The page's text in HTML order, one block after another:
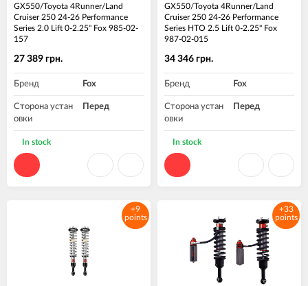
GX550/Toyota 4Runner/Land
Cruiser 250 24-26 Performance
Series 2.0 Lift 0-2.25" Fox 985-02-
157
27 389 грн.
Бренд Fox
Сторона устан
овки
Перед
Материал
Высота подъе
ма, дюйм
0-2.25"
In stock
GX550/Toyota 4Runner/Land
Cruiser 250 24-26 Performance
Series HTO 2.5 Lift 0-2.25" Fox
987-02-015
34 346 грн.
Бренд Fox
Сторона устан
овки
Перед
Материал
Высота подъе
ма, дюйм
0-2.25"
In stock
+9
points
+33
points